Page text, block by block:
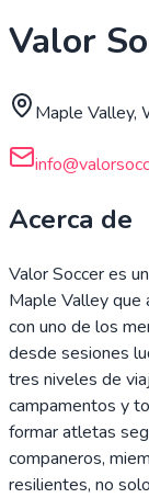
Valor
Maple Valley,
Acerca de
Valor Soccer es
Maple Valley que
con uno de los
desde sesiones
tres niveles de
campamentos y
formar atletas
companeros,
resilientes, no